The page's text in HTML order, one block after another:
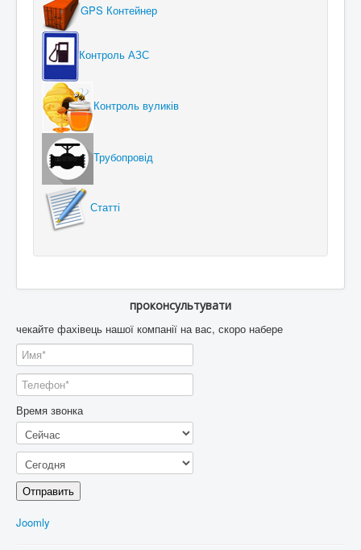
GPS Контейнер
Контроль АЗС
Контроль вуликів
Трубопровід
Статті
проконсультувати
чекайте фахівець нашої компанії на вас, скоро набере
Время звонка
Отправить
Joomly